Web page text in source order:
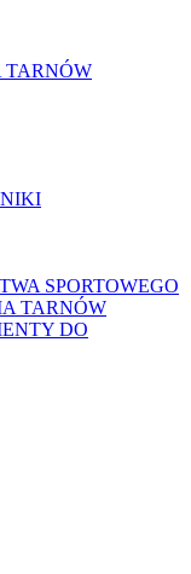
TARNÓW
SPORTOWEGO
TARNÓW
DO